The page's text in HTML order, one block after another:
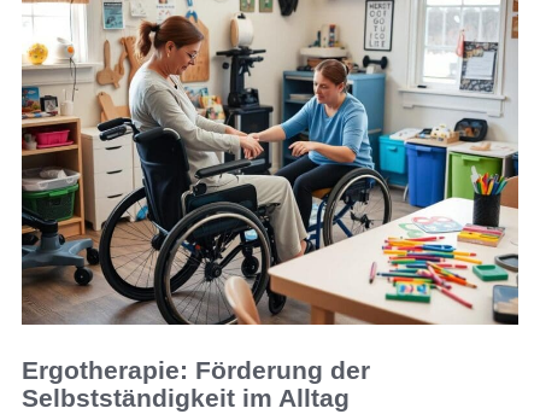
Ergotherapie: Förderung der
Selbstständigkeit im Alltag